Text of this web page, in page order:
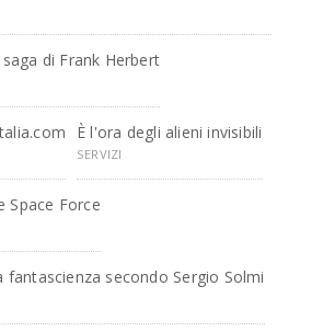
di Frank Herbert
È l'ora degli alieni invisibili
SERVIZI
Space Force
fantascienza secondo Sergio Solmi